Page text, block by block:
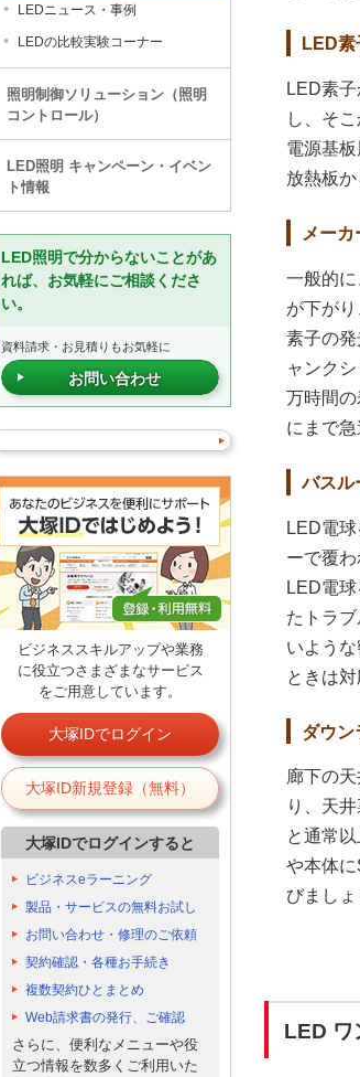
LED
LED素
し、そ
電源基
放熱板か
メー
一般的
が下が
素子の
ャンク
万時間
にまで
バスル
LED電
ーで覆
LED電
たトラ
いよう
ときは
ダウン
廊下の
り、天
と通常
や本体
びましょ
LED ワ
LEDニュース・事例
LEDの比較実験コーナー
照明制御ソリューション（照明
コントロール）
LED照明 キャンペーン・イベン
ト情報
LED照明で分からないことがあ
れば、お気軽にご相談くださ
い。
資料請求・お見積りもお気軽に
お問い合わせ
ビジネススキルアップや業務
に役立つさまざまなサービス
をご用意しています。
大塚IDでログイン
大塚ID新規登録（無料）
大塚IDでログインすると
ビジネスeラーニング
製品・サービスの無料お試し
お問い合わせ・修理のご依頼
契約確認・各種お手続き
複数契約ひとまとめ
Web請求書の発行、ご確認
さらに、便利なメニューや役
立つ情報を数多くご利用いた